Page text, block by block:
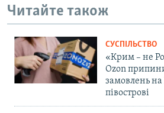
Читайте також
СУСПІЛЬСТВО
«Крим – не
Ozon
замовлень
півострові